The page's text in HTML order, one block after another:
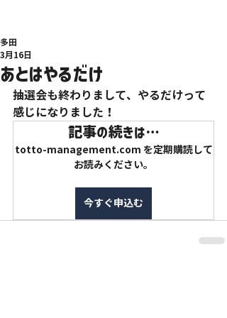
あとはやるだけ
多田
3月16日
抽選会も終わりまして、やるだけって
感じになりました！
記事の続きは…
totto-management.com を定期購読して
お読みください。
今すぐ申込む